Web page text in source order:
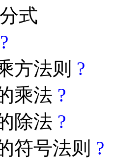
式
?
方法则 ?
乘法 ?
除法 ?
符号法则 ?